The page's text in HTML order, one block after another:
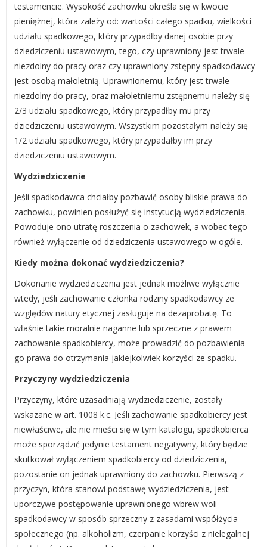
testamencie. Wysokość zachowku określa się w kwocie
pieniężnej, która zależy od: wartości całego spadku, wielkości
udziału spadkowego, który przypadłby danej osobie przy
dziedziczeniu ustawowym, tego, czy uprawniony jest trwale
niezdolny do pracy oraz czy uprawniony zstępny spadkodawcy
jest osobą małoletnią. Uprawnionemu, który jest trwale
niezdolny do pracy, oraz małoletniemu zstępnemu należy się
2/3 udziału spadkowego, który przypadłby mu przy
dziedziczeniu ustawowym. Wszystkim pozostałym należy się
1/2 udziału spadkowego, który przypadałby im przy
dziedziczeniu ustawowym.
Wydziedziczenie
Jeśli spadkodawca chciałby pozbawić osoby bliskie prawa do
zachowku, powinien posłużyć się instytucją wydziedziczenia.
Powoduje ono utratę roszczenia o zachowek, a wobec tego
również wyłączenie od dziedziczenia ustawowego w ogóle.
Kiedy można dokonać wydziedziczenia?
Dokonanie wydziedziczenia jest jednak możliwe wyłącznie
wtedy, jeśli zachowanie członka rodziny spadkodawcy ze
względów natury etycznej zasługuje na dezaprobatę. To
właśnie takie moralnie naganne lub sprzeczne z prawem
zachowanie spadkobiercy, może prowadzić do pozbawienia
go prawa do otrzymania jakiejkolwiek korzyści ze spadku.
Przyczyny wydziedziczenia
Przyczyny, które uzasadniają wydziedziczenie, zostały
wskazane w art. 1008 k.c. Jeśli zachowanie spadkobiercy jest
niewłaściwe, ale nie mieści się w tym katalogu, spadkobierca
może sporządzić jedynie testament negatywny, który będzie
skutkował wyłączeniem spadkobiercy od dziedziczenia,
pozostanie on jednak uprawniony do zachowku. Pierwszą z
przyczyn, która stanowi podstawę wydziedziczenia, jest
uporczywe postępowanie uprawnionego wbrew woli
spadkodawcy w sposób sprzeczny z zasadami współżycia
społecznego (np. alkoholizm, czerpanie korzyści z nielegalnej